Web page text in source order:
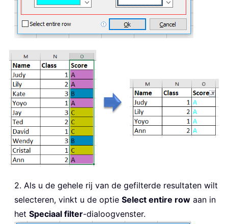
2. Als u de gehele rij van de gefilterde resultaten wilt
selecteren, vinkt u de optie Select entire row aan in
het Speciaal filter-dialoogvenster.